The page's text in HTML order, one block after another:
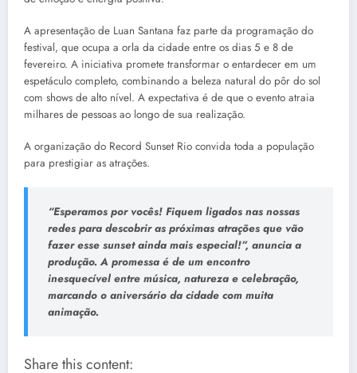
A apresentação de Luan Santana faz parte da programação do
festival, que ocupa a orla da cidade entre os dias 5 e 8 de
fevereiro. A iniciativa promete transformar o entardecer em um
espetáculo completo, combinando a beleza natural do pôr do sol
com shows de alto nível. A expectativa é de que o evento atraia
milhares de pessoas ao longo de sua realização.
A organização do Record Sunset Rio convida toda a população
para prestigiar as atrações.
“Esperamos por vocês! Fiquem ligados nas nossas
redes para descobrir as próximas atrações que vão
fazer esse sunset ainda mais especial!”, anuncia a
produção. A promessa é de um encontro
inesquecível entre música, natureza e celebração,
marcando o aniversário da cidade com muita
animação.
Share this content: